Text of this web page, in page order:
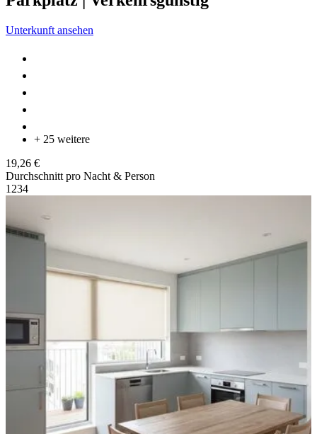
Unterkunft ansehen
+ 25 weitere
19,26 €
Durchschnitt pro Nacht & Person
1 234